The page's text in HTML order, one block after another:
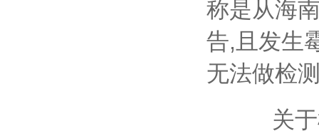
称是从海
告,且发生
无法做检
关于